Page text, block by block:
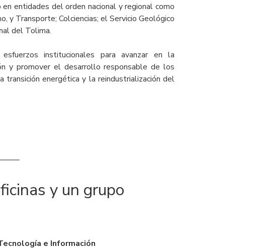
entidades del orden nacional y regional como
y Transporte; Colciencias; el Servicio Geológico
del Tolima.
institucionales para avanzar en la
y promover el desarrollo responsable de los
energética y la reindustrialización del
y un grupo
e Información